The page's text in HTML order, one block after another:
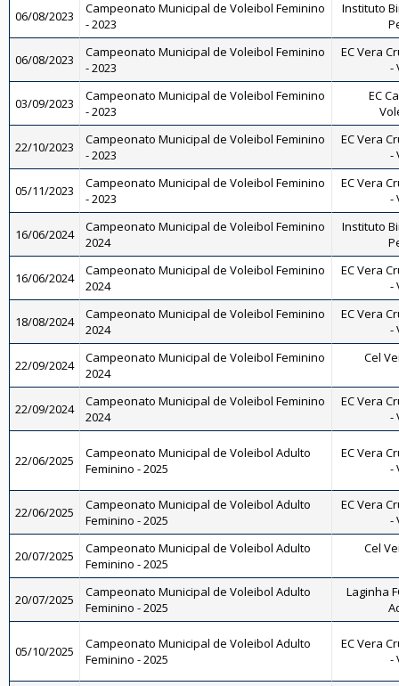
06/08/2023
Campeonato Municipal de Voleibol Feminino
- 2023
Instituto
06/08/2023
Campeonato Municipal de Voleibol Feminino
- 2023
EC Vera
-
03/09/2023
Campeonato Municipal de Voleibol Feminino
- 2023
EC
22/10/2023
Campeonato Municipal de Voleibol Feminino
- 2023
EC Vera
-
05/11/2023
Campeonato Municipal de Voleibol Feminino
- 2023
EC Vera
-
16/06/2024
Campeonato Municipal de Voleibol Feminino
2024
Instituto
16/06/2024
Campeonato Municipal de Voleibol Feminino
2024
EC Vera
-
18/08/2024
Campeonato Municipal de Voleibol Feminino
2024
EC Vera
-
22/09/2024
Campeonato Municipal de Voleibol Feminino
2024
Cel
22/09/2024
Campeonato Municipal de Voleibol Feminino
2024
EC Vera
-
22/06/2025
Campeonato Municipal de Voleibol Adulto
Feminino - 2025
EC Vera
-
22/06/2025
Campeonato Municipal de Voleibol Adulto
Feminino - 2025
EC Vera
-
20/07/2025
Campeonato Municipal de Voleibol Adulto
Feminino - 2025
Cel
20/07/2025
Campeonato Municipal de Voleibol Adulto
Feminino - 2025
Laginha
05/10/2025
Campeonato Municipal de Voleibol Adulto
Feminino - 2025
EC Vera
-